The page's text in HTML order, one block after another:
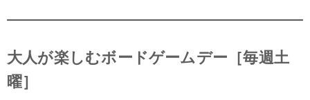
大人が楽しむボードゲームデー［毎週土
曜］